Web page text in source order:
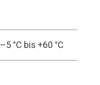
–5 °C bis +60 °C